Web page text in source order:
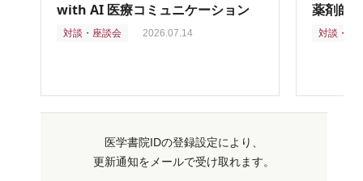
with AI 医療コミュニケーション
対談・座談会 2026.07.14
薬剤師
対談・座
医学書院IDの登録設定により、
更新通知をメールで受け取れます。